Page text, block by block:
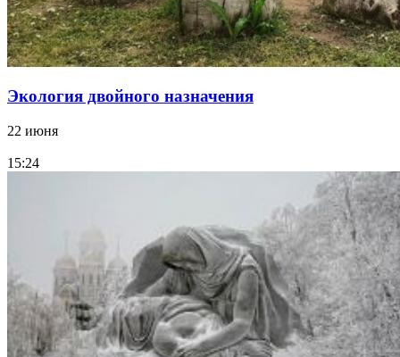
Экология двойного назначения
22 июня
15:24